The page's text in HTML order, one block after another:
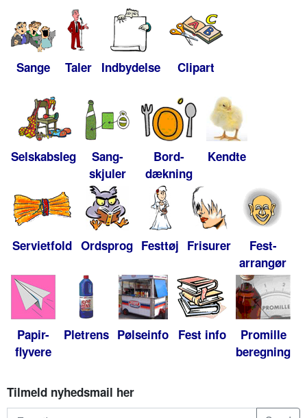
Sange Taler Indbydelse Clipart
Selskabsleg
Sang-
skjuler
Bord-
dækning
Kendte
Servietfold Ordsprog Festtøj Frisurer
Fest-
arrangør
Papir-
flyvere
Pletrens Pølseinfo Fest info
Promille
beregning
Tilmeld nyhedsmail her